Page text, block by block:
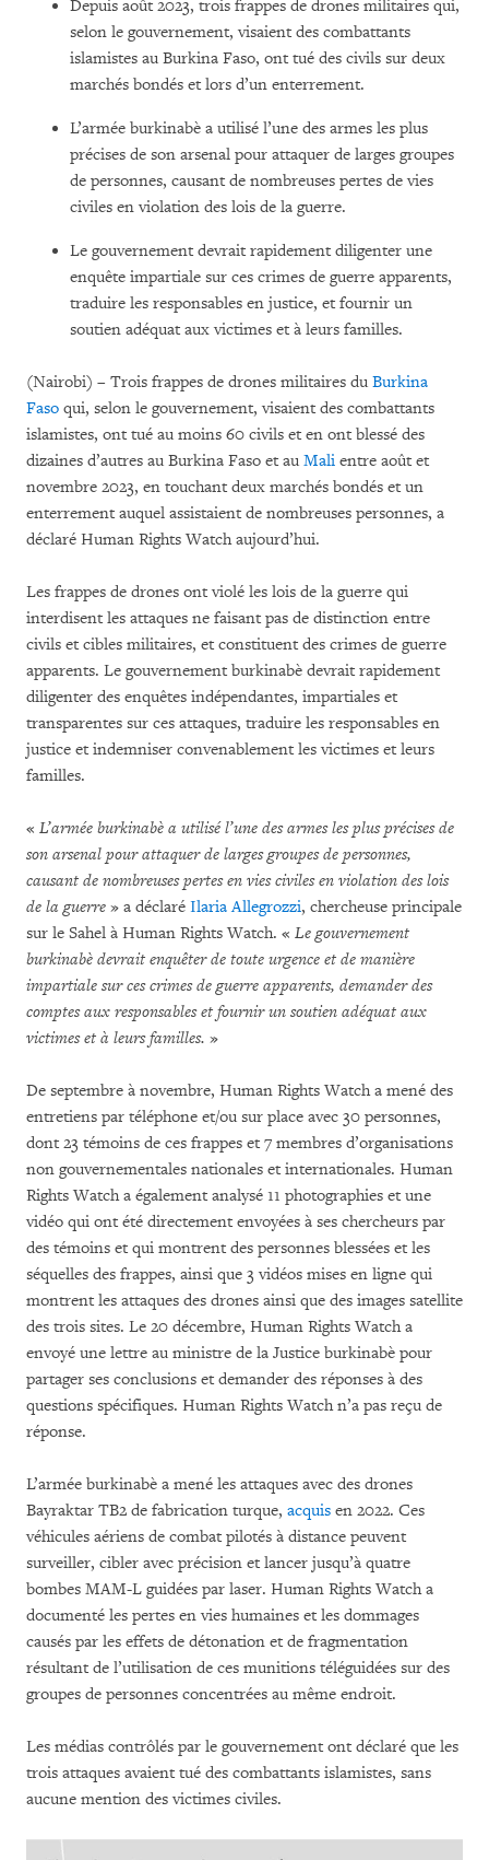
Depuis août 2023, trois frappes de drones militaires qui,
selon le gouvernement, visaient des combattants
islamistes au Burkina Faso, ont tué des civils sur deux
marchés bondés et lors d’un enterrement.
L’armée burkinabè a utilisé l’une des armes les plus
précises de son arsenal pour attaquer de larges groupes
de personnes, causant de nombreuses pertes de vies
civiles en violation des lois de la guerre.
Le gouvernement devrait rapidement diligenter une
enquête impartiale sur ces crimes de guerre apparents,
traduire les responsables en justice, et fournir un
soutien adéquat aux victimes et à leurs familles.
(Nairobi) – Trois frappes de drones militaires du Burkina
Faso qui, selon le gouvernement, visaient des combattants
islamistes, ont tué au moins 60 civils et en ont blessé des
dizaines d’autres au Burkina Faso et au Mali entre août et
novembre 2023, en touchant deux marchés bondés et un
enterrement auquel assistaient de nombreuses personnes, a
déclaré Human Rights Watch aujourd’hui.
Les frappes de drones ont violé les lois de la guerre qui
interdisent les attaques ne faisant pas de distinction entre
civils et cibles militaires, et constituent des crimes de guerre
apparents. Le gouvernement burkinabè devrait rapidement
diligenter des enquêtes indépendantes, impartiales et
transparentes sur ces attaques, traduire les responsables en
justice et indemniser convenablement les victimes et leurs
familles.
« L’armée burkinabè a utilisé l’une des armes les plus précises de
son arsenal pour attaquer de larges groupes de personnes,
causant de nombreuses pertes en vies civiles en violation des lois
de la guerre » a déclaré Ilaria Allegrozzi, chercheuse principale
sur le Sahel à Human Rights Watch. « Le gouvernement
burkinabè devrait enquêter de toute urgence et de manière
impartiale sur ces crimes de guerre apparents, demander des
comptes aux responsables et fournir un soutien adéquat aux
victimes et à leurs familles. »
De septembre à novembre, Human Rights Watch a mené des
entretiens par téléphone et/ou sur place avec 30 personnes,
dont 23 témoins de ces frappes et 7 membres d’organisations
non gouvernementales nationales et internationales. Human
Rights Watch a également analysé 11 photographies et une
vidéo qui ont été directement envoyées à ses chercheurs par
des témoins et qui montrent des personnes blessées et les
séquelles des frappes, ainsi que 3 vidéos mises en ligne qui
montrent les attaques des drones ainsi que des images satellite
des trois sites. Le 20 décembre, Human Rights Watch a
envoyé une lettre au ministre de la Justice burkinabè pour
partager ses conclusions et demander des réponses à des
questions spécifiques. Human Rights Watch n’a pas reçu de
réponse.
L’armée burkinabè a mené les attaques avec des drones
Bayraktar TB2 de fabrication turque, acquis en 2022. Ces
véhicules aériens de combat pilotés à distance peuvent
surveiller, cibler avec précision et lancer jusqu’à quatre
bombes MAM-L guidées par laser. Human Rights Watch a
documenté les pertes en vies humaines et les dommages
causés par les effets de détonation et de fragmentation
résultant de l’utilisation de ces munitions téléguidées sur des
groupes de personnes concentrées au même endroit.
Les médias contrôlés par le gouvernement ont déclaré que les
trois attaques avaient tué des combattants islamistes, sans
aucune mention des victimes civiles.